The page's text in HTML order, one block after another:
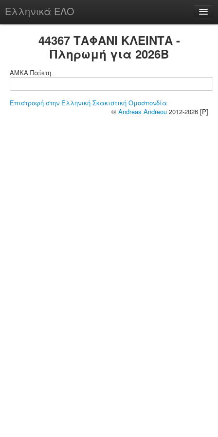
Ελληνικά ΕΛΟ
chesstu.be @ discord
44367 ΤΑΦΑΝΙ ΚΛΕΙΝΤΑ -
Πληρωμή για 2026B
ΑΜΚΑ Παίκτη
Επιστροφή στην Ελληνική Σκακιστική Ομοσπονδία
© Andreas Andreou 2012-2026 [P]